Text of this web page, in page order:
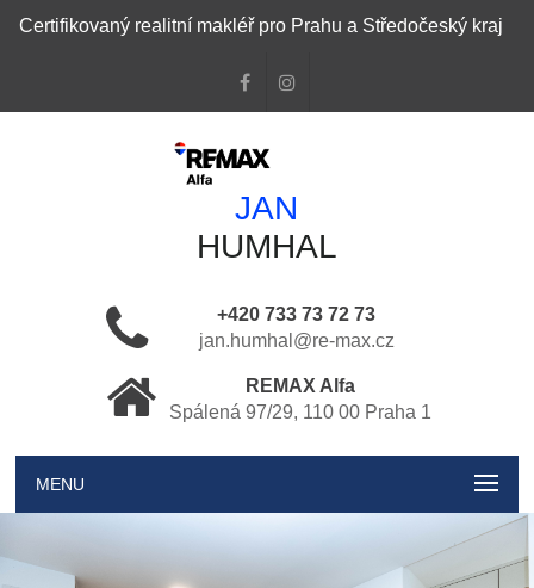
Certifikovaný realitní makléř pro Prahu a Středočeský kraj
JAN
HUMHAL
+420 733 73 72 73
jan.humhal@re-max.cz
REMAX Alfa
Spálená 97/29, 110 00 Praha 1
MENU